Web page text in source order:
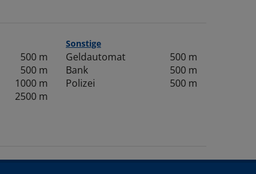
500 m
500 m
1000 m
2500 m
Sonstige
Geldautomat
500 m
Bank
500 m
Polizei
500 m